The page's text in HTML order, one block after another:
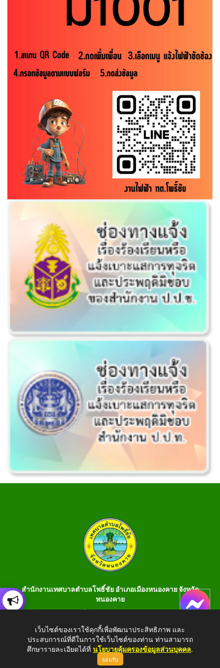
สำนักงานเทศบาลตำบลโพธิ์ชัย อำเภอเมืองหนองคาย จังหวัด
หนองคาย
990401 โทรสาร 042-990400
E-Saraban : saraban_05430106@dla.go.th
เว็บไซต์ของเราใช้คุกกี้เพื่อพัฒนาประสิทธิภาพ และ
ประสบการณ์ที่ดีในการใช้เว็บไซต์ของท่าน ท่านสามารถ
ศึกษารายละเอียดได้ที่ นโยบายคุ้มครองข้อมูลส่วนบุคคล.
ยอมรับ